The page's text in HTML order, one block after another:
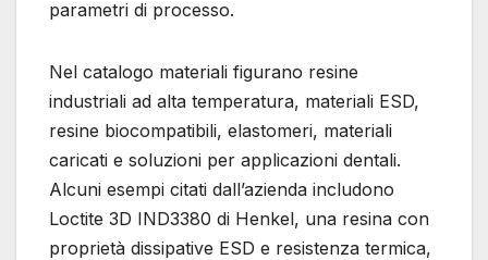
parametri di processo.
Nel catalogo materiali figurano resine
industriali ad alta temperatura, materiali ESD,
resine biocompatibili, elastomeri, materiali
caricati e soluzioni per applicazioni dentali.
Alcuni esempi citati dall’azienda includono
Loctite 3D IND3380 di Henkel, una resina con
proprietà dissipative ESD e resistenza termica,